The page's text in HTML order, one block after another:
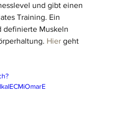
und gibt einen
Training. Ein
definierte Muskeln
Hier geht